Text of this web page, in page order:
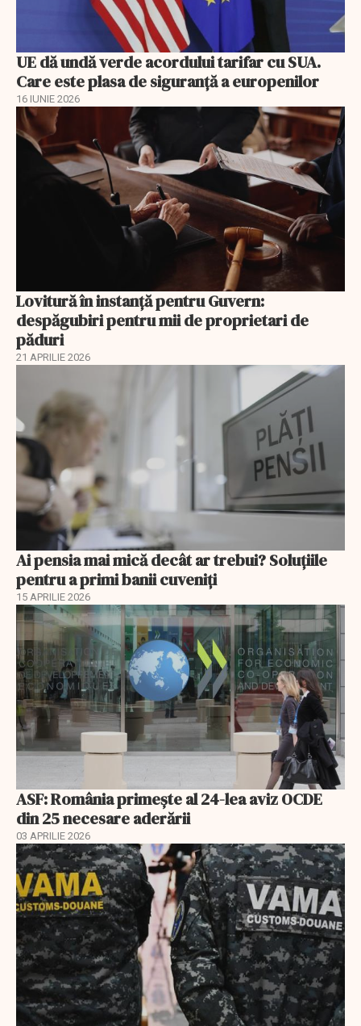
UE dă undă verde acordului tarifar cu SUA.
Care este plasa de siguranță a europenilor
16 IUNIE 2026
Lovitură în instanță pentru Guvern:
despăgubiri pentru mii de proprietari de
păduri
21 APRILIE 2026
Ai pensia mai mică decât ar trebui? Soluţiile
pentru a primi banii cuveniţi
15 APRILIE 2026
ASF: România primește al 24-lea aviz OCDE
din 25 necesare aderării
03 APRILIE 2026